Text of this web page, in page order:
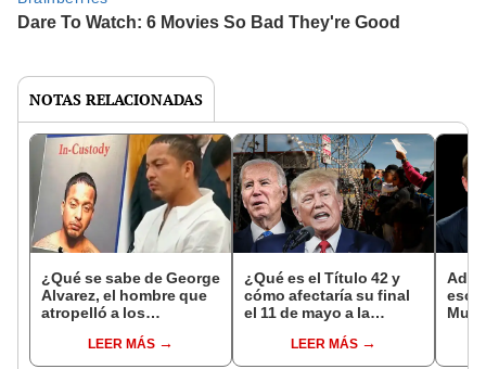
NOTAS RELACIONADAS
¿Qué se sabe de George
Alvarez, el hombre que
atropelló a los
en Texas?LEER MÁS
¿Qué es el Título 42 y
cómo afectaría su final
el 11 de mayo a la
LEER MÁS
Ad